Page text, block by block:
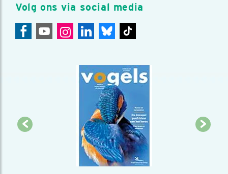
Volg ons via social media